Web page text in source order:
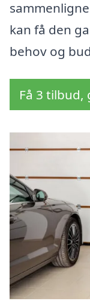
kan få den
behov og
Få 3